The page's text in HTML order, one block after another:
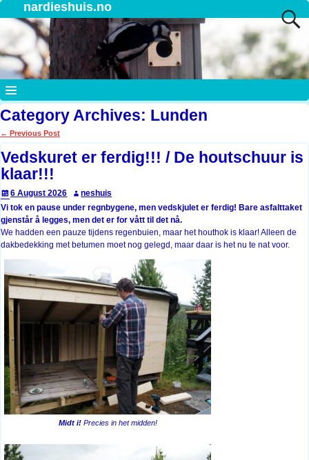
nardieshuis.no
Category Archives: Lunden
Post navigation
← Previous Post
Vedskuret er ferdig!!! / De houtschuur is
klaar!!!
6 August 2026
neshuis
Vi tok en pause under regnbygene, men vedskjulet er ferdig! Bare asfalttaket
gjenstår å legges, men det er for vått til det nå.
We hadden een pauze tijdens regenbuien, maar het houthok is klaar! Alleen de
dakbedekking met betumen moet nog gelegd, maar daar is het nu te nat voor.
Midt i!Precies in het midden!